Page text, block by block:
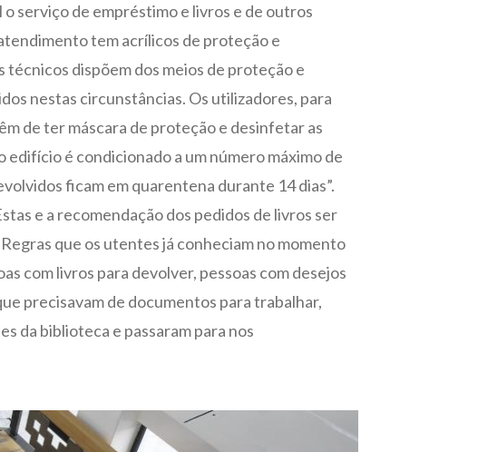
serviço de empréstimo e livros e de outros
tem acrílicos de proteção e
técnicos dispõem dos meios de proteção e
nestas circunstâncias. Os utilizadores, para
de ter máscara de proteção e desinfetar as
edifício é condicionado a um número máximo de
ficam em quarentena durante 14 dias”.
e a recomendação dos pedidos de livros ser
que os utentes já conheciam no momento
com livros para devolver, pessoas com desejos
precisavam de documentos para trabalhar,
da biblioteca e passaram para nos